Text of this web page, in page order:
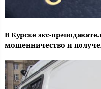
В Курске экс-
мошенничество и